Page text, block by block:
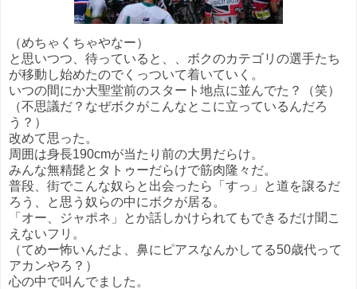
（めちゃくちゃやなー）
と思いつつ、待っていると、、ボクのカテゴリの選手たち
が移動し始めたのでくっついて着いていく。
いつの間にか大聖堂前のスタート地点に並んでた？（笑）
（不思議だ？なぜボクがこんなとこに立っているんだろ
う？）
改めて思った。
周囲は身長190cmが当たり前の大男だらけ。
みんな無精髭とタトゥーだらけで筋肉隆々だ。
普段、街でこんな奴らと出会ったら「すっ」と道を譲るだ
ろう、と思う奴らの中にボクが居る。
「オー、ジャポネ」とか話しかけられてもできるだけ聞こ
えないフリ。
（てめー怖いんだよ、鼻にピアスなんかしてる50歳代って
アカンやろ？）
心の中で叫んでました。